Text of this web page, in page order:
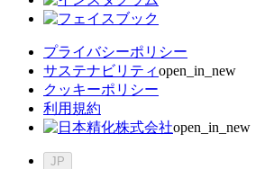
プライバシーポリシー
サステナビリティopen_in_new
クッキーポリシー
利用規約
open_in_new
JP